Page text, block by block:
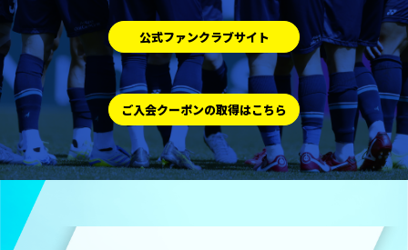
公式ファンクラブサイト
ご入会クーポンの取得はこちら